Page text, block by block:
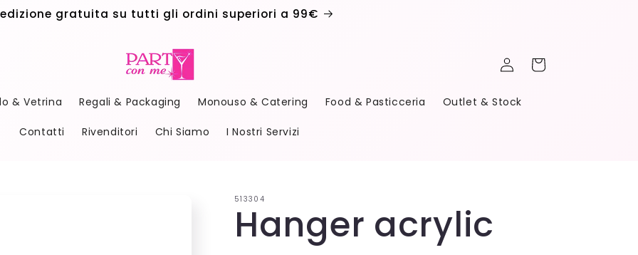
gratuita su tutti gli ordini superiori a 99€
& Vetrina Regali & Packaging Monouso & Catering Food & Pasticceria Outlet & Stock
Contatti Rivenditori Chi Siamo I Nostri Servizi
Accedi Carrello
513304
Hanger acrylic